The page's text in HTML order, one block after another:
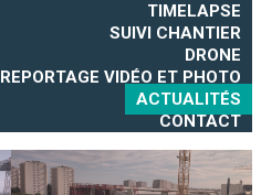
TIMELAPSE
SUIVI CHANTIER
DRONE
REPORTAGE VIDÉO ET PHOTO
ACTUALITÉS
CONTACT